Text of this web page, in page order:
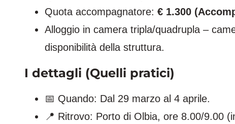
Quota accompagnatore: € 1.300
Alloggio in camera tripla/quadrupla –
disponibilità della struttura.
I dettagli (Quelli pratici)
📅 Quando: Dal 29 marzo al 4 aprile.
📍 Ritrovo: Porto di Olbia, ore 8.00/9.00